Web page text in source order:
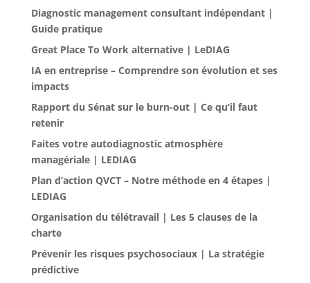
Diagnostic management consultant indépendant |
Guide pratique
Great Place To Work alternative | LeDIAG
IA en entreprise – Comprendre son évolution et ses
impacts
Rapport du Sénat sur le burn-out | Ce qu’il faut
retenir
Faites votre autodiagnostic atmosphère
managériale | LEDIAG
Plan d’action QVCT – Notre méthode en 4 étapes |
LEDIAG
Organisation du télétravail | Les 5 clauses de la
charte
Prévenir les risques psychosociaux | La stratégie
prédictive